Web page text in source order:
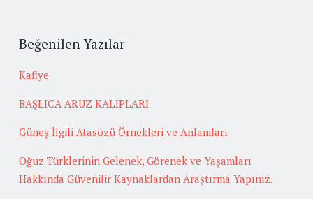
Beğenilen Yazılar
Kafiye
BAŞLICA ARUZ KALIPLARI
Güneş İlgili Atasözü Örnekleri ve Anlamları
Oğuz Türklerinin Gelenek, Görenek ve Yaşamları
Hakkında Güvenilir Kaynaklardan Araştırma Yapınız.